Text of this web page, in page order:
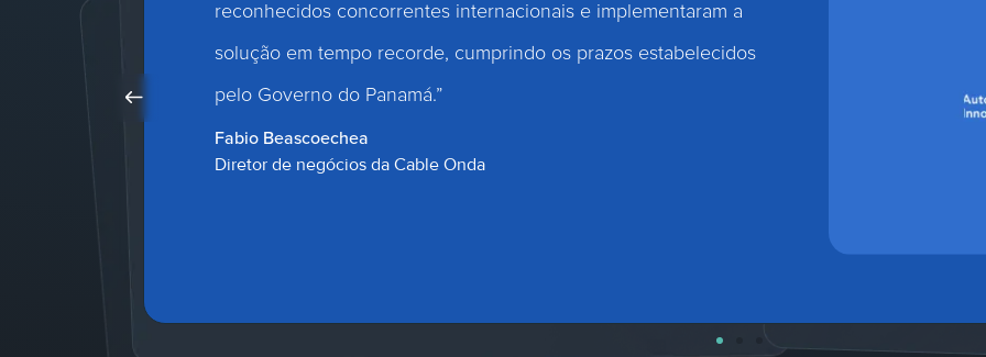
todos os recursos oferecidos pelo Binario Cloud Data Center, os
custos em manter um data center próprio seriam maiores. Os
retornos da migração são muito visíveis.”
Ulissses de Oliveira
Gerente de TI da Refrio